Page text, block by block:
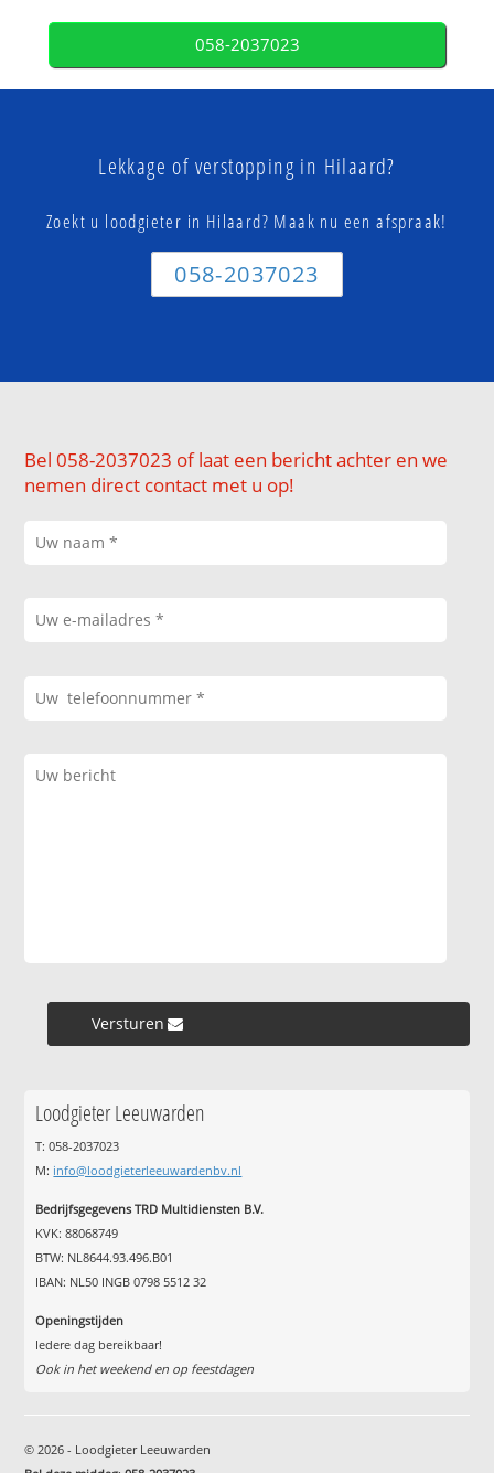
058-2037023
Lekkage of verstopping in Hilaard?
Zoekt u loodgieter in Hilaard? Maak nu een afspraak!
058-2037023
Bel 058-2037023 of laat een bericht achter en we
nemen direct contact met u op!
Versturen »
Loodgieter Leeuwarden
T: 058-2037023
M: info@loodgieterleeuwardenbv.nl
Bedrijfsgegevens TRD Multidiensten B.V.
KVK: 88068749
BTW: NL8644.93.496.B01
IBAN: NL50 INGB 0798 5512 32
Openingstijden
Iedere dag bereikbaar!
Ook in het weekend en op feestdagen
© 2026 - Loodgieter Leeuwarden